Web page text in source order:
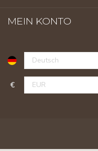
MEIN KONTO
€